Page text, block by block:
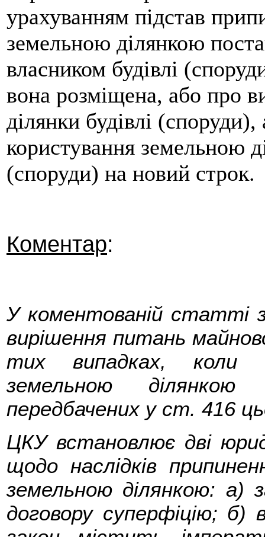
урахуванням підстав
земельною ділянкою
власником будівлі
вона розміщена, або про
ділянки будівлі
користування земельною
(споруди) на новий строк.
Коментар:
У коментованій статті
вирішення питань
тих випадках, коли
земельною
передбачених у ст. 416
ЦКУ встановлює дві
щодо наслідків
земельною ділянкою: а)
договору суперфіцію;